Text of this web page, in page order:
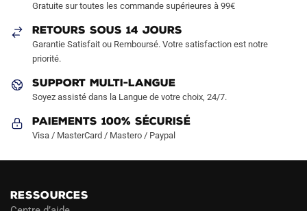
page
Gratuite sur toutes les commande supérieures à 99€
RETOURS SOUS 14 JOURS
Garantie Satisfait ou Remboursé. Votre satisfaction est notre
priorité.
SUPPORT MULTI-LANGUE
Soyez assisté dans la Langue de votre choix, 24/7.
Paiements 100% Sécurisé
Visa / MasterCard / Mastero / Paypal
RESSOURCES